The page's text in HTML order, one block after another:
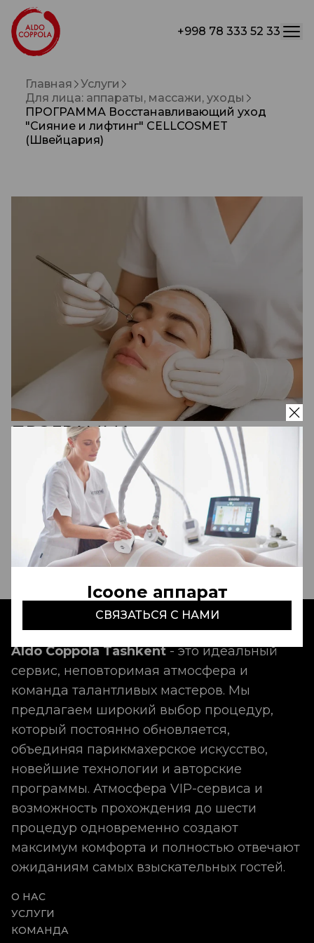
+998 78 333 52 33
Icoone аппарат
СВЯЗАТЬСЯ С НАМИ
Главная
Услуги
Для лица: аппараты, массажи, уходы
ПРОГРАММА Восстанавливающий уход
"Сияние и лифтинг" CELLCOSMET
(Швейцария)
ПРОГРАММА
Восстанавливающий уход
"Сияние и лифтинг"
CELLCOSMET (Швейцария)
2 500 000 сум
Записаться
Aldo Coppola Tashkent- это идеальный
сервис, неповторимая атмосфера и
команда талантливых мастеров. Мы
предлагаем широкий выбор процедур,
который постоянно обновляется,
объединяя парикмахерское искусство,
новейшие технологии и авторские
программы. Атмосфера VIP-сервиса и
возможность прохождения до шести
процедур одновременно создают
максимум комфорта и полностью отвечают
ожиданиям самых взыскательных гостей.
О НАС
УСЛУГИ
КОМАНДА